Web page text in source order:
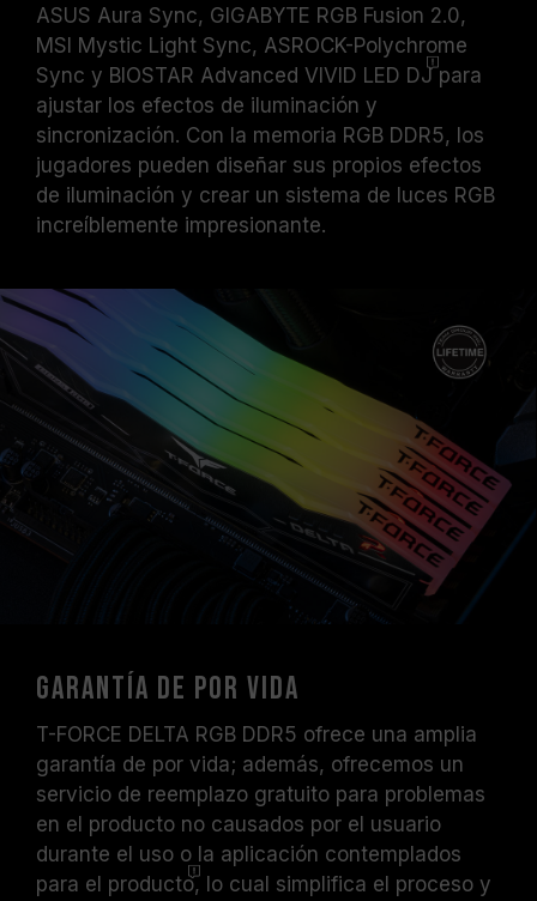
ASUS Aura Sync, GIGABYTE RGB Fusion 2.0,
MSI Mystic Light Sync, ASROCK-Polychrome
Sync y BIOSTAR Advanced VIVID LED DJpara
ajustar los efectos de iluminación y
sincronización. Con la memoria RGB DDR5, los
jugadores pueden diseñar sus propios efectos
de iluminación y crear un sistema de luces RGB
increíblemente impresionante.
Garantía de por vida
T-FORCE DELTA RGB DDR5 ofrece una amplia
garantía de por vida; además, ofrecemos un
servicio de reemplazo gratuito para problemas
en el producto no causados por el usuario
durante el uso o la aplicación contemplados
para el producto, lo cual simplifica el proceso y